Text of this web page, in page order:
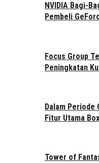
NVIDIA Bagi-
Pembeli
Focus Group
Peningkatan
Dalam Periode
Fitur Utama
Tower of